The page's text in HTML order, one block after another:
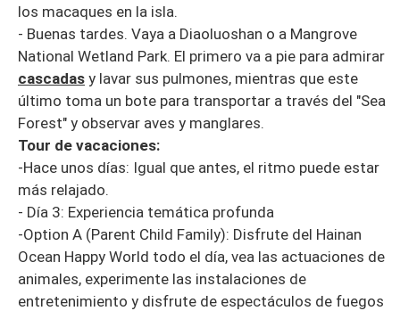
los macaques en la isla.
- Buenas tardes. Vaya a Diaoluoshan o a Mangrove
National Wetland Park. El primero va a pie para admirar
cascadas y lavar sus pulmones, mientras que este
último toma un bote para transportar a través del "Sea
Forest" y observar aves y manglares.
Tour de vacaciones:
-Hace unos días: Igual que antes, el ritmo puede estar
más relajado.
- Día 3: Experiencia temática profunda
-Option A (Parent Child Family): Disfrute del Hainan
Ocean Happy World todo el día, vea las actuaciones de
animales, experimente las instalaciones de
entretenimiento y disfrute de espectáculos de fuegos